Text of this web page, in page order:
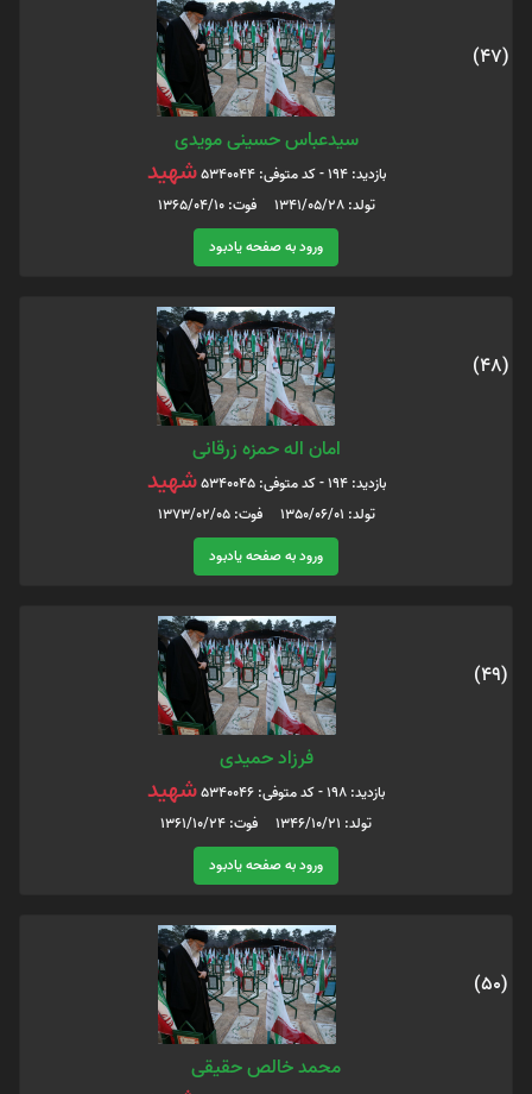
(47)
سیدعباس حسینی مویدی
بازدید: 194 - کد متوفی: 5340044 شهید
تولد: 1341/05/28 فوت: 1365/04/10
ورود به صفحه یادبود
(48)
امان اله حمزه زرقانی
بازدید: 194 - کد متوفی: 5340045 شهید
تولد: 1350/06/01 فوت: 1373/02/05
ورود به صفحه یادبود
(49)
فرزاد حمیدی
بازدید: 198 - کد متوفی: 5340046 شهید
تولد: 1346/10/21 فوت: 1361/10/24
ورود به صفحه یادبود
(50)
محمد خالص حقیقی